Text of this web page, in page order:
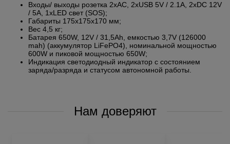
Входы/ выходы розетка 2xAC, 2xUSB 5V / 2.1A, 2xDC 12V
/ 5A, 1xLED свет (SOS);
Габариты 175x175x170 мм;
Вес 4,5 кг;
Батарея 650W, 12V / 31,5Ah, емкостью 3,7V (126000
mah) (аккумулятор LiFePO4), номинальной мощностью
600W и пиковой мощностью 650W;
Индикация светодиодный индикатор с состоянием
заряда/разряда и статусом автономной работы.
Нам доверяют